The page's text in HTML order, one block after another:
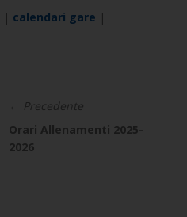
| calendari gare |
← Precedente
Orari Allenamenti 2025-
2026